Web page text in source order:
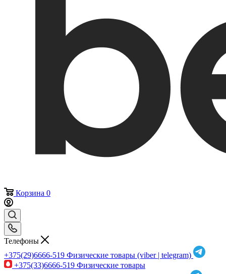
Корзина 0
Телефоны
+375(29)6666-519 Физические товары (viber | telegram)
+375(33)6666-519 Физические товары